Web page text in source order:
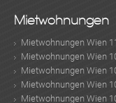
Mietwohnungen
Mietwohnungen Wien
Mietwohnungen Wien
Mietwohnungen Wien
Mietwohnungen Wien
Mietwohnungen Wien